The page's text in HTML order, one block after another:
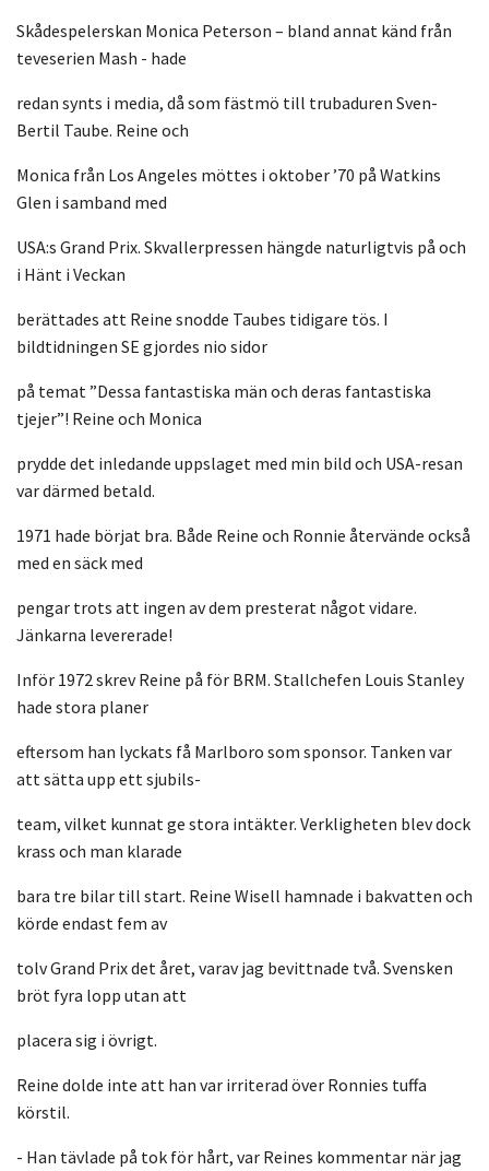
Skådespelerskan Monica Peterson – bland annat känd från
teveserien Mash - hade
redan synts i media, då som fästmö till trubaduren Sven-
Bertil Taube. Reine och
Monica från Los Angeles möttes i oktober ’70 på Watkins
Glen i samband med
USA:s Grand Prix. Skvallerpressen hängde naturligtvis på och
i Hänt i Veckan
berättades att Reine snodde Taubes tidigare tös. I
bildtidningen SE gjordes nio sidor
på temat ”Dessa fantastiska män och deras fantastiska
tjejer”! Reine och Monica
prydde det inledande uppslaget med min bild och USA-resan
var därmed betald.
1971 hade börjat bra. Både Reine och Ronnie återvände också
med en säck med
pengar trots att ingen av dem presterat något vidare.
Jänkarna levererade!
Inför 1972 skrev Reine på för BRM. Stallchefen Louis Stanley
hade stora planer
eftersom han lyckats få Marlboro som sponsor. Tanken var
att sätta upp ett sjubils-
team, vilket kunnat ge stora intäkter. Verkligheten blev dock
krass och man klarade
bara tre bilar till start. Reine Wisell hamnade i bakvatten och
körde endast fem av
tolv Grand Prix det året, varav jag bevittnade två. Svensken
bröt fyra lopp utan att
placera sig i övrigt.
Reine dolde inte att han var irriterad över Ronnies tuffa
körstil.
- Han tävlade på tok för hårt, var Reines kommentar när jag